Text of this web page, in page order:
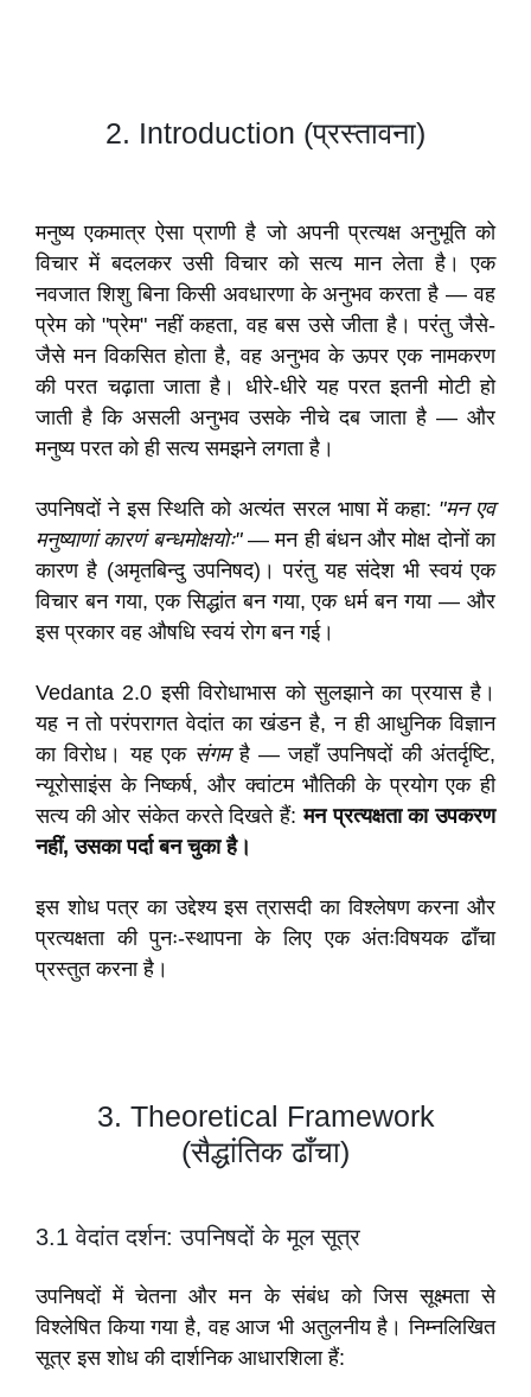
2. Introduction (प्रस्तावना)
मनुष्य एकमात्र ऐसा प्राणी है जो अपनी प्रत्यक्ष अनुभूति को
विचार में बदलकर उसी विचार को सत्य मान लेता है। एक
नवजात शिशु बिना किसी अवधारणा के अनुभव करता है — वह
प्रेम को "प्रेम" नहीं कहता, वह बस उसे जीता है। परंतु जैसे-
जैसे मन विकसित होता है, वह अनुभव के ऊपर एक नामकरण
की परत चढ़ाता जाता है। धीरे-धीरे यह परत इतनी मोटी हो
जाती है कि असली अनुभव उसके नीचे दब जाता है — और
मनुष्य परत को ही सत्य समझने लगता है।
उपनिषदों ने इस स्थिति को अत्यंत सरल भाषा में कहा: "मन एव
मनुष्याणां कारणं बन्धमोक्षयोः"— मन ही बंधन और मोक्ष दोनों का
कारण है (अमृतबिन्दु उपनिषद)। परंतु यह संदेश भी स्वयं एक
विचार बन गया, एक सिद्धांत बन गया, एक धर्म बन गया — और
इस प्रकार वह औषधि स्वयं रोग बन गई।
Vedanta 2.0 इसी विरोधाभास को सुलझाने का प्रयास है।
यह न तो परंपरागत वेदांत का खंडन है, न ही आधुनिक विज्ञान
का विरोध। यह एक संगमहै — जहाँ उपनिषदों की अंतर्दृष्टि,
न्यूरोसाइंस के निष्कर्ष, और क्वांटम भौतिकी के प्रयोग एक ही
सत्य की ओर संकेत करते दिखते हैं:मन प्रत्यक्षता का उपकरण
नहीं, उसका पर्दा बन चुका है।
इस शोध पत्र का उद्देश्य इस त्रासदी का विश्लेषण करना और
प्रत्यक्षता की पुनः-स्थापना के लिए एक अंतःविषयक ढाँचा
प्रस्तुत करना है।
3. Theoretical Framework
(सैद्धांतिक ढाँचा)
3.1 वेदांत दर्शन: उपनिषदों के मूल सूत्र
उपनिषदों में चेतना और मन के संबंध को जिस सूक्ष्मता से
विश्लेषित किया गया है, वह आज भी अतुलनीय है। निम्नलिखित
सूत्र इस शोध की दार्शनिक आधारशिला हैं: